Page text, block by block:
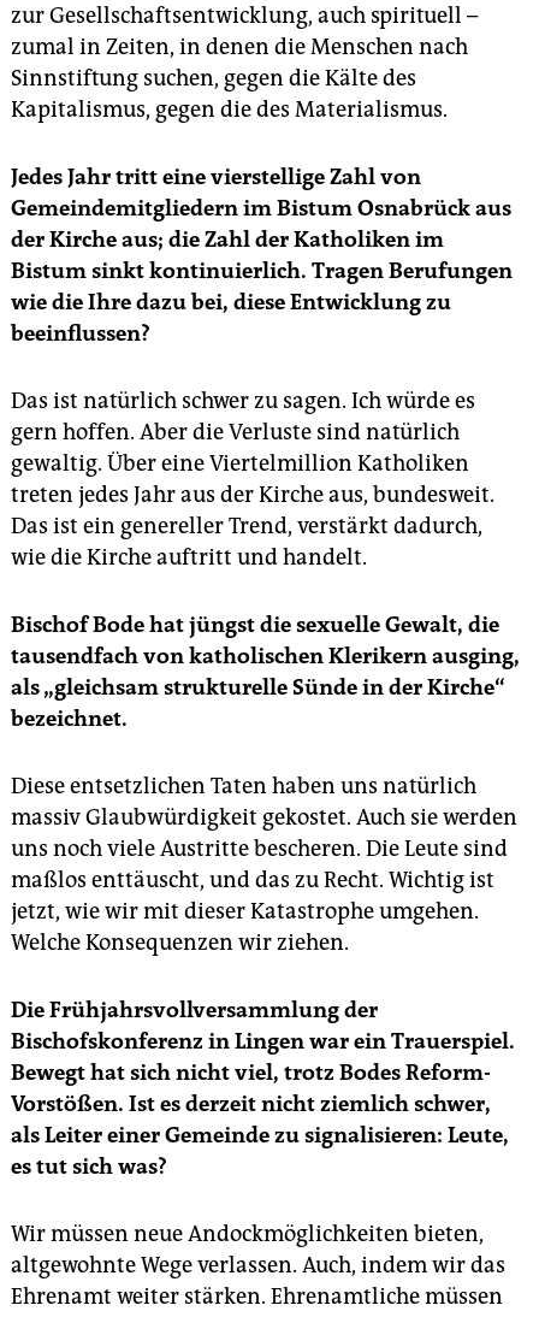
zur Gesellschaftsentwicklung, auch spirituell –
zumal in Zeiten, in denen die Menschen nach
Sinnstiftung suchen, gegen die Kälte des
Kapitalismus, gegen die des Materialismus.
Jedes Jahr tritt eine vierstellige Zahl von
Gemeindemitgliedern im Bistum Osnabrück aus
der Kirche aus; die Zahl der Katholiken im
Bistum sinkt kontinuierlich. Tragen Berufungen
wie die Ihre dazu bei, diese Entwicklung zu
beeinflussen?
Das ist natürlich schwer zu sagen. Ich würde es
gern hoffen. Aber die Verluste sind natürlich
gewaltig. Über eine Viertelmillion Katholiken
treten jedes Jahr aus der Kirche aus, bundesweit.
Das ist ein genereller Trend, verstärkt dadurch,
wie die Kirche auftritt und handelt.
Bischof Bode hat jüngst die sexuelle Gewalt, die
tausendfach von katholischen Klerikern ausging,
als „gleichsam strukturelle Sünde in der Kirche“
bezeichnet.
Diese entsetzlichen Taten haben uns natürlich
massiv Glaubwürdigkeit gekostet. Auch sie werden
uns noch viele Austritte bescheren. Die Leute sind
maßlos enttäuscht, und das zu Recht. Wichtig ist
jetzt, wie wir mit dieser Katastrophe umgehen.
Welche Konsequenzen wir ziehen.
Die Frühjahrsvollversammlung der
Bischofskonferenz in Lingen war ein Trauerspiel.
Bewegt hat sich nicht viel, trotz Bodes Reform-
Vorstößen. Ist es derzeit nicht ziemlich schwer,
als Leiter einer Gemeinde zu signalisieren: Leute,
es tut sich was?
Wir müssen neue Andockmöglichkeiten bieten,
altgewohnte Wege verlassen. Auch, indem wir das
Ehrenamt weiter stärken. Ehrenamtliche müssen